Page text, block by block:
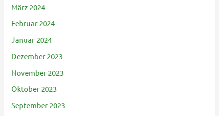
März 2024
Februar 2024
Januar 2024
Dezember 2023
November 2023
Oktober 2023
September 2023